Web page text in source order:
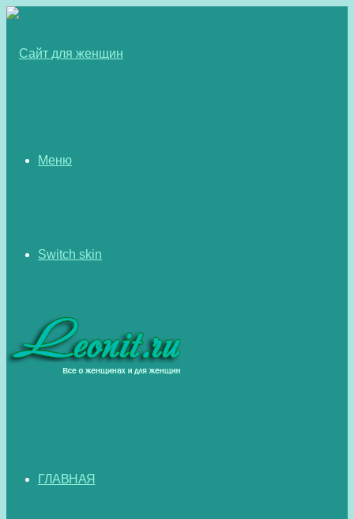
Меню
Switch skin
ГЛАВНАЯ